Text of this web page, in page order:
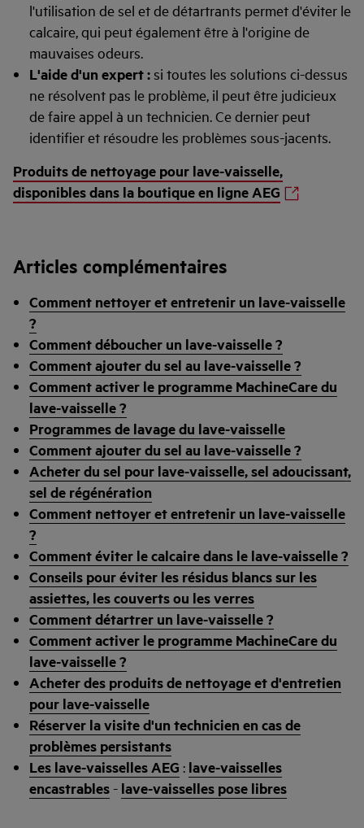
l'utilisation de sel et de détartrants permet d'éviter le
calcaire, qui peut également être à l'origine de
mauvaises odeurs.
L'aide d'un expert :si toutes les solutions ci-dessus
ne résolvent pas le problème, il peut être judicieux
de faire appel à un technicien. Ce dernier peut
identifier et résoudre les problèmes sous-jacents.
Produits de nettoyage pour lave-vaisselle,
disponibles dans la boutique en ligne AEG
Articles complémentaires
Comment nettoyer et entretenir un lave-vaisselle
?
Comment déboucher un lave-vaisselle ?
Comment ajouter du sel au lave-vaisselle ?
Comment activer le programme MachineCare du
lave-vaisselle ?
Programmes de lavage du lave-vaisselle
Comment ajouter du sel au lave-vaisselle ?
Acheter du sel pour lave-vaisselle, sel adoucissant,
sel de régénération
Comment nettoyer et entretenir un lave-vaisselle
?
Comment éviter le calcaire dans le lave-vaisselle ?
Conseils pour éviter les résidus blancs sur les
assiettes, les couverts ou les verres
Comment détartrer un lave-vaisselle ?
Comment activer le programme MachineCare du
lave-vaisselle ?
Acheter des produits de nettoyage et d'entretien
pour lave-vaisselle
Réserver la visite d'un technicien en cas de
problèmes persistants
Les lave-vaisselles AEG : lave-vaisselles
encastrables- lave-vaisselles pose libres